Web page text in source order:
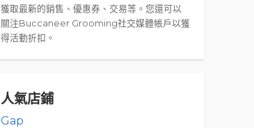
獲取最新的銷售、優惠券、交易等。您還可以
關注Buccaneer Grooming社交媒體帳戶以獲
得活動折扣。
人氣店鋪
Gap